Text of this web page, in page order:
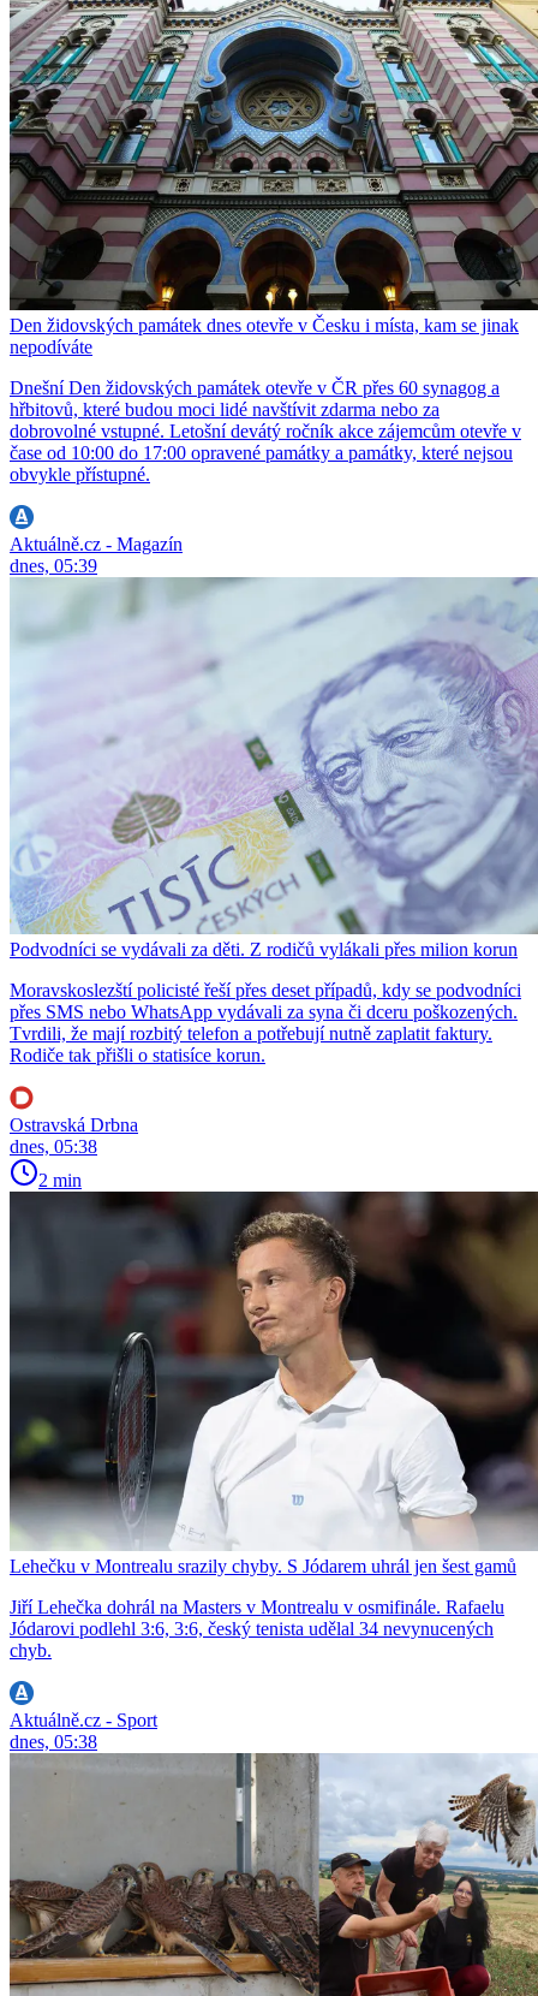
Den židovských památek dnes otevře v Česku i místa, kam se jinak
nepodíváte
Dnešní Den židovských památek otevře v ČR přes 60 synagog a
hřbitovů, které budou moci lidé navštívit zdarma nebo za
dobrovolné vstupné. Letošní devátý ročník akce zájemcům otevře v
čase od 10:00 do 17:00 opravené památky a památky, které nejsou
obvykle přístupné.
Aktuálně.cz - Magazín
dnes, 05:39
Podvodníci se vydávali za děti. Z rodičů vylákali přes milion korun
Moravskoslezští policisté řeší přes deset případů, kdy se podvodníci
přes SMS nebo WhatsApp vydávali za syna či dceru poškozených.
Tvrdili, že mají rozbitý telefon a potřebují nutně zaplatit faktury.
Rodiče tak přišli o statisíce korun.
Ostravská Drbna
dnes, 05:38
2 min
Lehečku v Montrealu srazily chyby. S Jódarem uhrál jen šest gamů
Jiří Lehečka dohrál na Masters v Montrealu v osmifinále. Rafaelu
Jódarovi podlehl 3:6, 3:6, český tenista udělal 34 nevynucených
chyb.
Aktuálně.cz - Sport
dnes, 05:38